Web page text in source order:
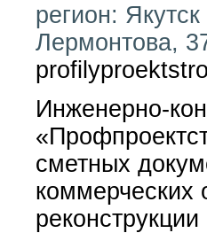
регион:
Лермонтова,
Инженерно-
сметных
коммерческих